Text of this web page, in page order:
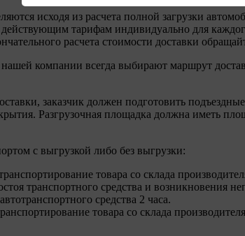
исходя из расчета полной загрузки
тарифам индивидуально для
расчета стоимости доставки
компании всегда выбирают маршрут
заказчик должен подготовить
Разгрузочная площадка должна иметь
с выгрузкой либо без выгрузки:
товара со склада
транспортного средства и возникновения
средства 2 часа.
товара со склада